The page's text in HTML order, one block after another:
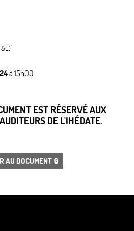
à 15h00
EST RÉSERVÉ AUX
DE L'IHÉDATE.
AU DOCUMENT 🔒